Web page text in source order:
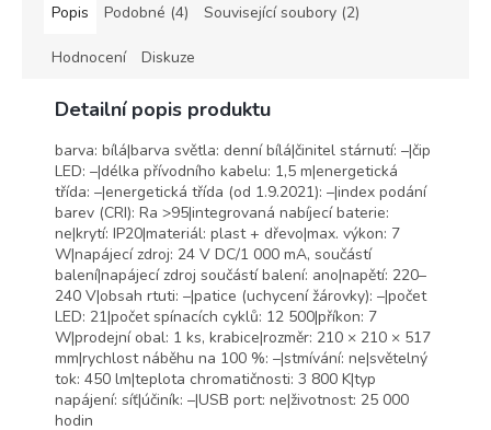
Popis Podobné (4) Související soubory (2)
Hodnocení Diskuze
Detailní popis produktu
barva: bílá|barva světla: denní bílá|činitel stárnutí: –|čip
LED: –|délka přívodního kabelu: 1,5 m|energetická
třída: –|energetická třída (od 1.9.2021): –|index podání
barev (CRI): Ra >95|integrovaná nabíjecí baterie:
ne|krytí: IP20|materiál: plast + dřevo|max. výkon: 7
W|napájecí zdroj: 24 V DC/1 000 mA, součástí
balení|napájecí zdroj součástí balení: ano|napětí: 220–
240 V|obsah rtuti: –|patice (uchycení žárovky): –|počet
LED: 21|počet spínacích cyklů: 12 500|příkon: 7
W|prodejní obal: 1 ks, krabice|rozměr: 210 × 210 × 517
mm|rychlost náběhu na 100 %: –|stmívání: ne|světelný
tok: 450 lm|teplota chromatičnosti: 3 800 K|typ
napájení: síť|účiník: –|USB port: ne|životnost: 25 000
hodin